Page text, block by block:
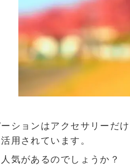
ションはアクセサリーだ
用されています。
気があるのでしょうか？